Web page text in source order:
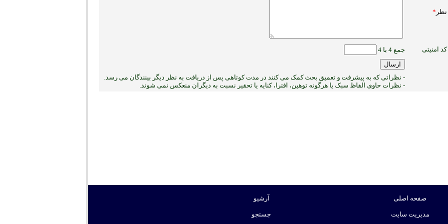
نظر *
کد امنیتی جمع 4 با 4
- نظراتی که به پیشرفت و تعمیق بحث کمک می کنند در مدت کوتاهی پس از دریافت به نظر دیگر بینندگان می رسد.
- نظرات حاوی الفاظ سبک یا هرگونه توهین، افترا، کنایه یا تحقیر نسبت به دیگران منعکس نمی ‏شوند.
صفحه اصلی
مدیریت سایت
آرشیو
جستجو